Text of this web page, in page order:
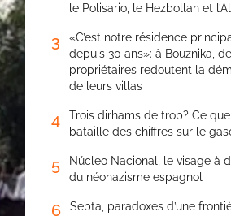
le Polisario, le Hezbollah et
3
«C’est notre résidence
depuis 30 ans»: à Bouznika,
propriétaires redoutent la
de leurs villas
4
Trois dirhams de trop? Ce
bataille des chiffres sur le
5
Núcleo Nacional, le visage à
du néonazisme espagnol
6
Sebta, paradoxes d’une